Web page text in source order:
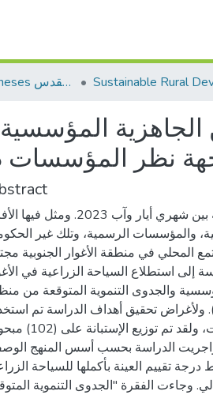
AQU Master Theses الرسائل الجامعية الخاصة بجامعة القدس
الجاهزية
نظر المؤسسات
أُجريت هذه الدراسة في الفترة الواقعة بين شهري أيار وآب 2023.
والمؤسسات الرسمية، وتلك غير
المحلي في منطقة الأغوار الجنوبية
إلى استطلاع السياحة الزراعية في
والجدوى التنموية المتوقعة من
تحقيق أهداف الدراسة تم
الاستبانة كأداة أولية لجمع المعلومات، ولقد تم
الدراسة بحسب أسس المنهج
تقييم العينة بأكملها للسياحة
72٪ وبتقدير عالي. وجاءت الفقرة "الجدوى التنموية